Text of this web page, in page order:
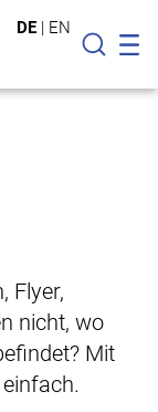
DE | EN
Suche
Flyer,
nicht, wo
Mit